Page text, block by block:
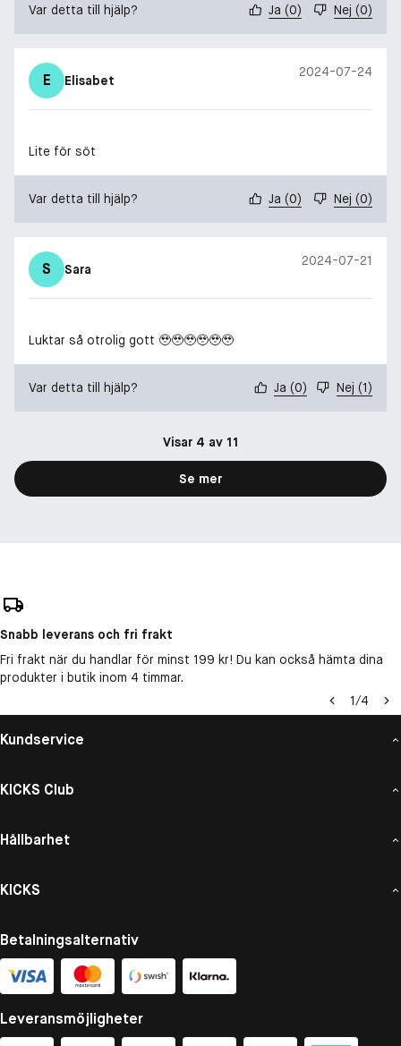
Var detta till hjälp? Ja (0) Nej (0)
E Elisabet
2024-07-24
Lite för söt
Var detta till hjälp? Ja (0) Nej (0)
S Sara
2024-07-21
Luktar så otrolig gott 🥹🥹🥹🥹🥹🥹
Var detta till hjälp? Ja (0) Nej (1)
Visar 4 av 11
Se mer
Snabb leverans och fri frakt
Fri frakt när du handlar för minst 199 kr! Du kan också hämta dina
produkter i butik inom 4 timmar.
1/4
Kundservice
KICKS Club
Hållbarhet
KICKS
Betalningsalternativ
Leveransmöjligheter